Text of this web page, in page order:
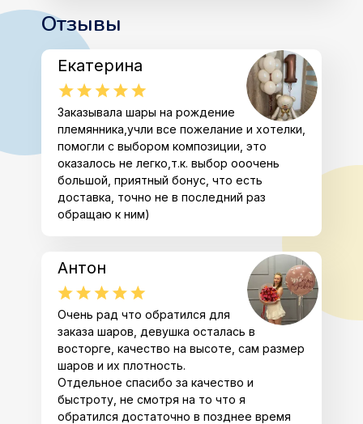
Отзывы
Заказывала шары на рождение
племянника,учли все пожелание и хотелки,
помогли с выбором композиции, это
оказалось не легко,т.к. выбор ооочень
большой, приятный бонус, что есть
доставка, точно не в последний раз
обращаю к ним)
Екатерина
Очень рад что обратился для
заказа шаров, девушка осталась в
восторге, качество на высоте, сам размер
шаров и их плотность.
Отдельное спасибо за качество и
быстроту, не смотря на то что я
обратился достаточно в позднее время
Антон